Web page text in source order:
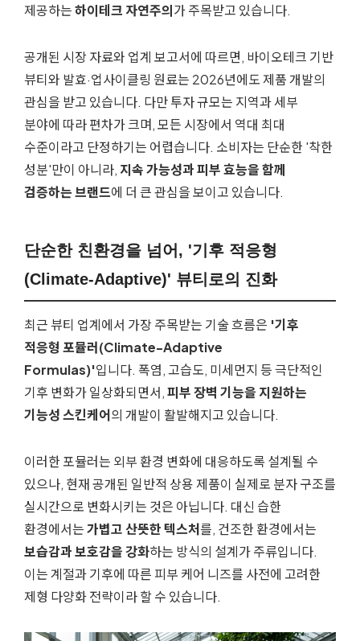
제공하는하이테크 자연주의가 주목받고 있습니다.
공개된 시장 자료와 업계 보고서에 따르면, 바이오테크 기반
뷰티와 발효·업사이클링 원료는 2026년에도 제품 개발의
관심을 받고 있습니다. 다만 투자 규모는 지역과 세부
분야에 따라 편차가 크며, 모든 시장에서 역대 최대
수준이라고 단정하기는 어렵습니다. 소비자는 단순한 '착한
성분'만이 아니라, 지속 가능성과 피부 효능을 함께
검증하는 브랜드에 더 큰 관심을 보이고 있습니다.
단순한 친환경을 넘어, '기후 적응형
(Climate-Adaptive)' 뷰티로의 진화
최근 뷰티 업계에서 가장 주목받는 기술 흐름은 '기후
적응형 포뮬러(Climate-Adaptive
Formulas)'입니다. 폭염, 고습도, 미세먼지 등 극단적인
기후 변화가 일상화되면서,피부 장벽 기능을 지원하는
기능성 스킨케어의 개발이 활발해지고 있습니다.
이러한 포뮬러는 외부 환경 변화에 대응하도록 설계될 수
있으나, 현재 공개된 일반적 상용 제품이 실제로 분자 구조를
실시간으로 변화시키는 것은 아닙니다. 대신 습한
환경에서는가볍고 산뜻한 텍스처를, 건조한 환경에서는
보습감과 보호감을 강화하는 방식의 설계가 주류입니다.
이는 계절과 기후에 따른 피부 케어 니즈를 사전에 고려한
제형 다양화 전략이라 할 수 있습니다.